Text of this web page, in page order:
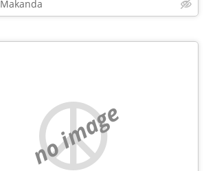
Makanda
no image